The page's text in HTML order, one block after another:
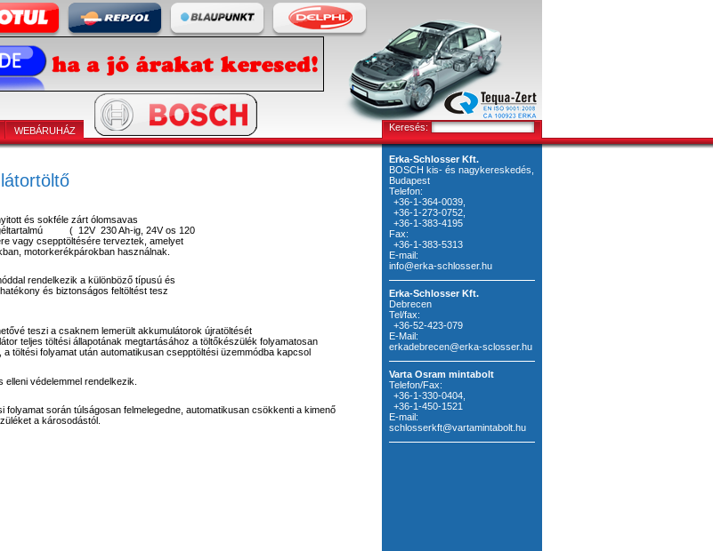
WEBÁRUHÁZ Keresés:
és sokféle zárt ólomsavas
( 12V 230 Ah-ig, 24V os 120
vagy csepptöltésére terveztek, amelyet
motorkerékpárokban használnak.
rendelkezik a különböző típusú és
és biztonságos feltöltést tesz
teszi a csaknem lemerült akkumulátorok újratöltését
teljes töltési állapotának megtartásához a töltőkészülék folyamatosan
töltési folyamat után automatikusan csepptöltési üzemmódba kapcsol
védelemmel rendelkezik.
folyamat során túlságosan felmelegedne, automatikusan csökkenti a kimenő
a károsodástól.
Erka-Schlosser Kft.
BOSCH kis- és nagykereskedés,
Budapest
Telefon:
+36-1-364-0039,
+36-1-273-0752,
+36-1-383-4195
Fax:
+36-1-383-5313
E-mail:
info@erka-schlosser.hu
Erka-Schlosser Kft.
Debrecen
Tel/fax:
+36-52-423-079
E-Mail:
erkadebrecen@erka-sclosser.hu
Varta Osram mintabolt
Telefon/Fax:
+36-1-330-0404,
+36-1-450-1521
E-mail:
schlosserkft@vartamintabolt.hu